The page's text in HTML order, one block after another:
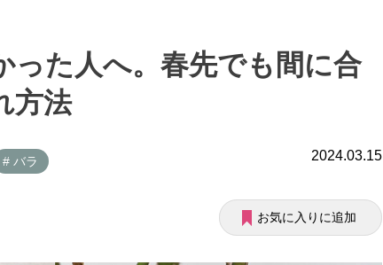
った人へ。春先でも間に合
方法
# バラ 2024.03.15
お気に入りに追加